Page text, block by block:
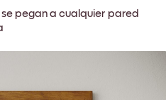
pegan a cualquier pared